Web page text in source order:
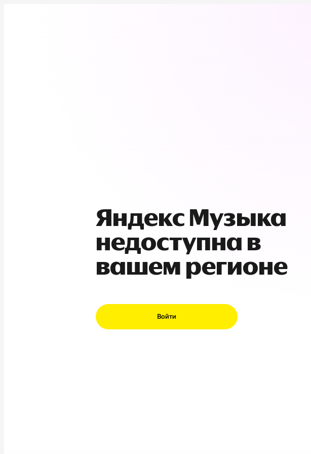
Яндекс Музыка
недоступна в
вашем регионе
Войти